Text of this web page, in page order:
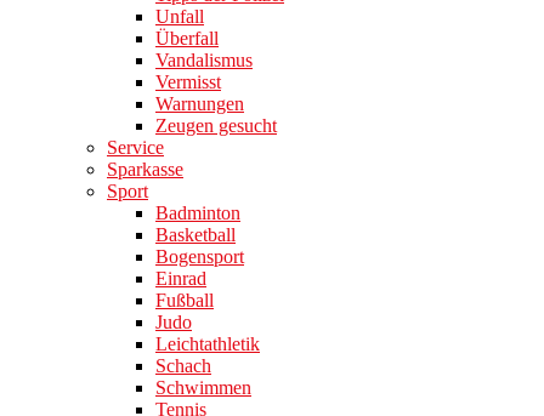
Unfall
Überfall
Vandalismus
Vermisst
Warnungen
Zeugen gesucht
Service
Sparkasse
Sport
Badminton
Basketball
Bogensport
Einrad
Fußball
Judo
Leichtathletik
Schach
Schwimmen
Tennis